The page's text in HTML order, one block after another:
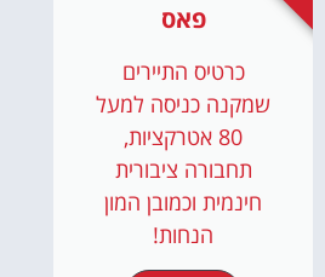
פאס
כרטיס התיירים
שמקנה כניסה למעל
80 אטרקציות,
תחבורה ציבורית
חינמית וכמובן המון
הנחות!